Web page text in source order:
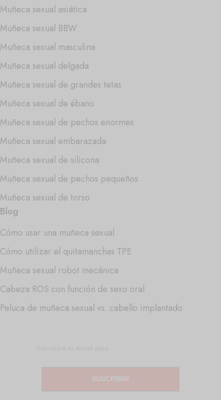
Muñeca sexual asiática
Muñeca sexual BBW
Muñeca sexual masculina
Muñeca sexual delgada
Muñeca sexual de grandes tetas
Muñeca sexual de ébano
Muñeca sexual de pechos enormes
Muñeca sexual embarazada
Muñeca sexual de silicona
Muñeca sexual de pechos pequeños
Muñeca sexual de torso
Blog
Cómo usar una muñeca sexual
Cómo utilizar el quitamanchas TPE
Muñeca sexual robot mecánica
Cabeza ROS con función de sexo oral
Peluca de muñeca sexual vs. cabello implantado
SUSCRIBIR